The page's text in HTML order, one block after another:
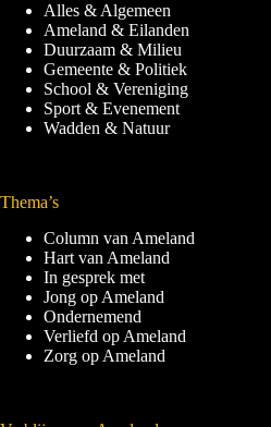
Alles & Algemeen
Ameland & Eilanden
Duurzaam & Milieu
Gemeente & Politiek
School & Vereniging
Sport & Evenement
Wadden & Natuur
Thema’s
Column van Ameland
Hart van Ameland
In gesprek met
Jong op Ameland
Ondernemend
Verliefd op Ameland
Zorg op Ameland